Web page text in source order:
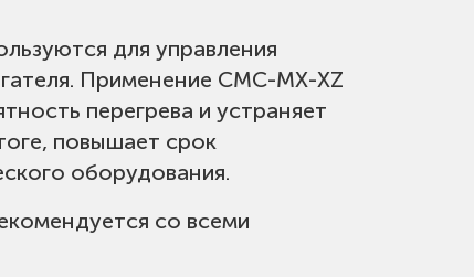
для управления
Применение CMC-MX-XZ
перегрева и устраняет
повышает срок
оборудования.
со всеми